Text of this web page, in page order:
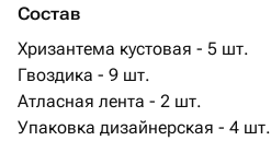
Состав
Хризантема кустовая - 5 шт.
Гвоздика - 9 шт.
Атласная лента - 2 шт.
Упаковка дизайнерская - 4 шт.